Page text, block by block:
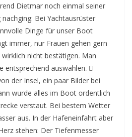
Dietmar noch einmal seiner
Bei Yachtausrüster
Dinge für unser Boot
immer, nur Frauen gehen gern
nicht bestätigen. Man
entsprechend auswählen. 
der Insel, ein paar Bilder bei
wurde alles im Boot ordentlich
verstaut. Bei bestem Wetter
aus. In der Hafeneinfahrt aber
stehen: Der Tiefenmesser